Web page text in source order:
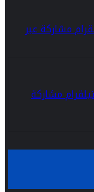
مشاركة عبر
مشاركة